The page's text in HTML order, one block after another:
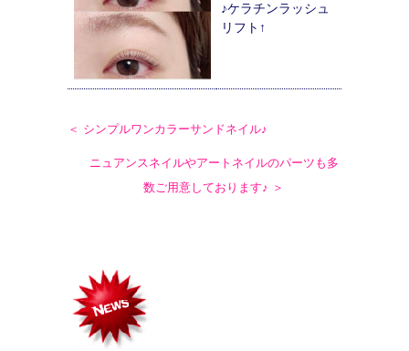
♪ケラチンラッシュ
リフト↑
＜ シンプルワンカラーサンドネイル♪
ニュアンスネイルやアートネイルのパーツも多
数ご用意しております♪ ＞